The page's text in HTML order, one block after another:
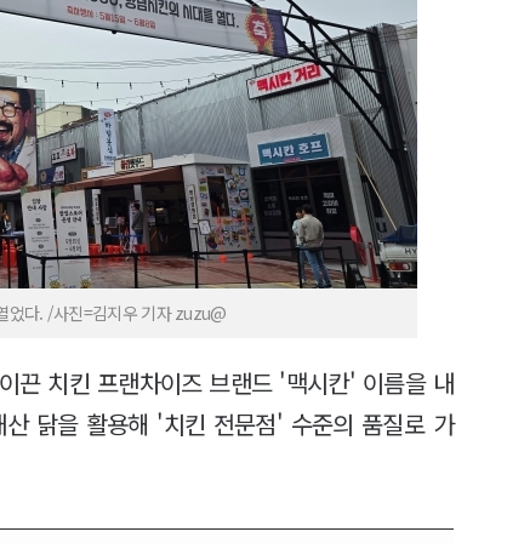
었다. /사진=김지우 기자 zuzu@
끈 치킨 프랜차이즈 브랜드 '맥시칸' 이름을 내
닭을 활용해 '치킨 전문점' 수준의 품질로 가